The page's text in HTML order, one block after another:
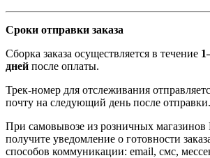
Сроки отправки заказа
Сборка заказа осуществляется в течение
дней после оплаты.
Трек-номер для отслеживания
почту на следующий день после отправки.
При самовывозе из розничных
получите уведомление о готовности
способов коммуникации: email, смс,